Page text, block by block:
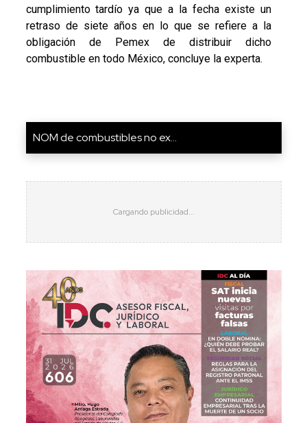
cumplimiento tardío ya que a la fecha existe un
retraso de siete años en lo que se refiere a la
obligación de Pemex de distribuir dicho
combustible en todo México, concluye la experta.
NOM de combustibles no ex...